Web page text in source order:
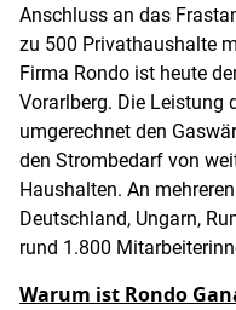
Anschluss an das
zu 500 Privathaushalte
Firma Rondo ist heute
Vorarlberg. Die Leistung
umgerechnet den
den Strombedarf von
Haushalten. An
Deutschland, Ungarn,
rund 1.800
Warum ist Rondo